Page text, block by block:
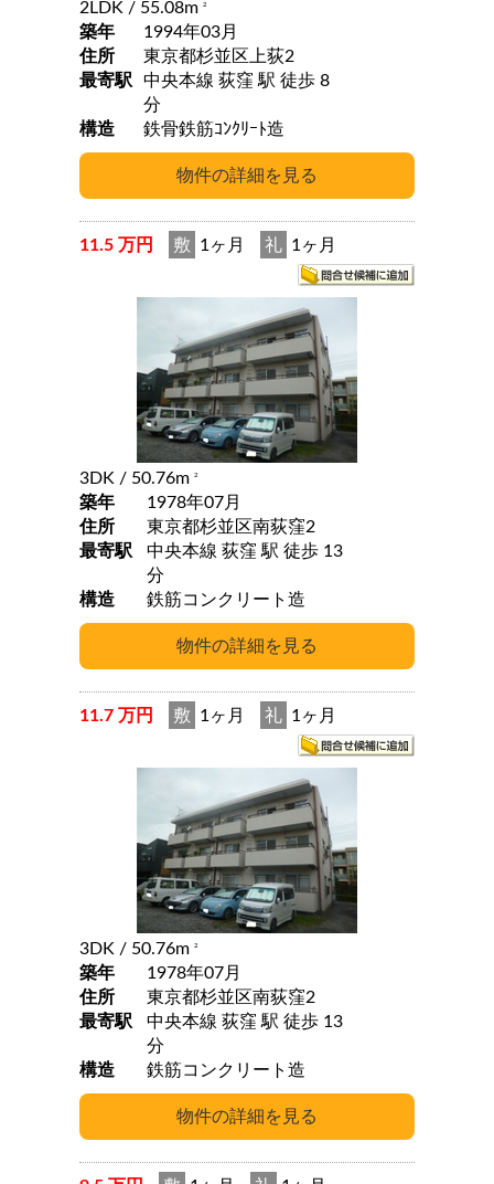
2LDK / 55.08m 2
築年
1994年03月
住所
東京都杉並区上荻2
最寄駅
中央本線 荻窪 駅 徒歩 8
分
構造
鉄骨鉄筋ｺﾝｸﾘｰﾄ造
11.5 万円 敷 1ヶ月 礼 1ヶ月
3DK / 50.76m 2
築年
1978年07月
住所
東京都杉並区南荻窪2
最寄駅
中央本線 荻窪 駅 徒歩 13
分
構造
鉄筋コンクリート造
11.7 万円 敷 1ヶ月 礼 1ヶ月
3DK / 50.76m 2
築年
1978年07月
住所
東京都杉並区南荻窪2
最寄駅
中央本線 荻窪 駅 徒歩 13
分
構造
鉄筋コンクリート造